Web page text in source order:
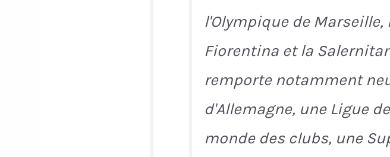
l'Olympique de Marseille,
Fiorentina et la
remporte notamment
d'Allemagne, une Ligue
monde des clubs, une